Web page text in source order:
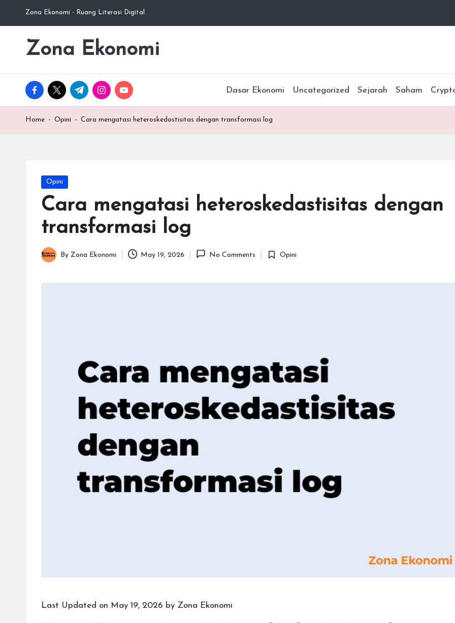
Skip
content
Zona Ekonomi - Ruang Literasi Digital
Zona Ekonomi
Ruang
facebook.com
twitter.com
t.me instagram.com
youtube.com Dasar Ekonomi Uncategorized Sejarah Saham
Home - Opini - Cara mengatasi heteroskedastisitas dengan transformasi log
Posted
Opini
Cara mengatasi heteroskedastisitas dengan
transformasi log
Posted
By Zona Ekonomi May 19, 2026 No Comments
Posted
Opini
Last Updated on May 19, 2026 by Zona Ekonomi